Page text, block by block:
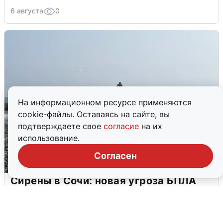
На информационном ресурсе применяются
cookie-файлы. Оставаясь на сайте, вы
подтверждаете свое согласие на их
использование.
Согласен
6 августа 0
Сирены в Сочи: новая угроза БПЛА